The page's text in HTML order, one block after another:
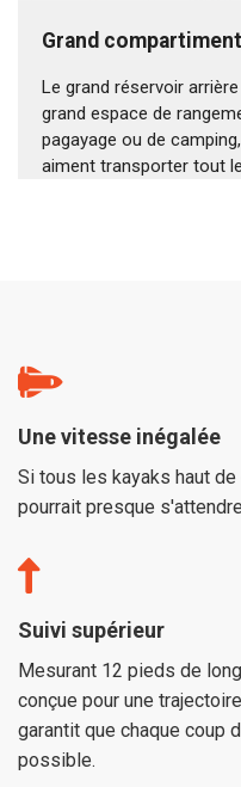
Grand
Le grand réservoir
grand espace de
pagayage ou de
aiment transporter tout
Une vitesse inégalée
Si tous les kayaks haut
pourrait presque
Suivi supérieur
Mesurant 12 pieds de
conçue pour une
garantit que chaque coup
possible.